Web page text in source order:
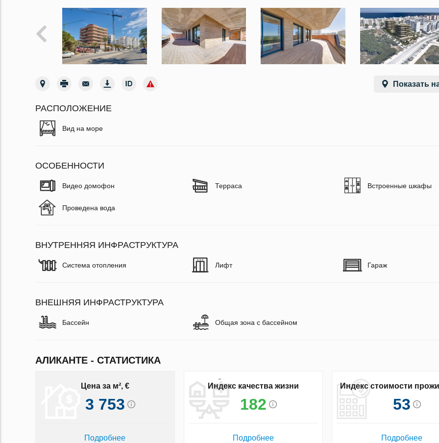
Показать
РАСПОЛОЖЕНИЕ
Вид на море
ОСОБЕННОСТИ
Видео домофон Терраса Встроенные шкафы
Проведена вода
ВНУТРЕННЯЯ ИНФРАСТРУКТУРА
Система отопления Лифт Гараж
ВНЕШНЯЯ ИНФРАСТРУКТУРА
Бассейн Общая зона с бассейном
АЛИКАНТЕ - СТАТИСТИКА
Цена за м², €
3 753
Подробнее
Индекс качества жизни
182
Подробнее
Индекс стоимости
53
Подробнее